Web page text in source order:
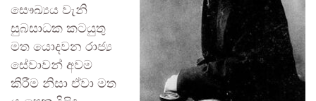
සෞඛ්‍යය වැනි
සුබසාධක කටයුතු
මත යොදවන රාජ්‍ය
සේවාවන් අවම
කිරීම නිසා ඒවා මත